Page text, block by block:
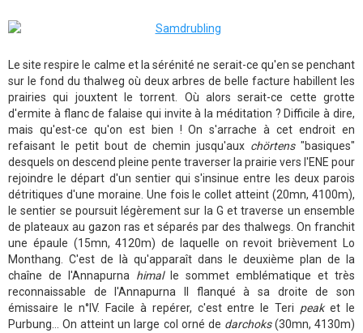
Le site respire le calme et la sérénité ne serait-ce qu'en se penchant
sur le fond du thalweg où deux arbres de belle facture habillent les
prairies qui jouxtent le torrent. Où alors serait-ce cette grotte
d'ermite à flanc de falaise qui invite à la méditation ? Difficile à dire,
mais qu'est-ce qu'on est bien ! On s'arrache à cet endroit en
refaisant le petit bout de chemin jusqu'aux chörtens"basiques"
desquels on descend pleine pente traverser la prairie vers l'ENE pour
rejoindre le départ d'un sentier qui s'insinue entre les deux parois
détritiques d'une moraine. Une fois le collet atteint (20mn, 4100m),
le sentier se poursuit légèrement sur la G et traverse un ensemble
de plateaux au gazon ras et séparés par des thalwegs. On franchit
une épaule (15mn, 4120m) de laquelle on revoit brièvement Lo
Monthang. C'est de là qu'apparaît dans le deuxième plan de la
chaîne de l'Annapurna himalle sommet emblématique et très
reconnaissable de l'Annapurna II flanqué à sa droite de son
émissaire le n°IV. Facile à repérer, c'est entre le Teri peaket le
Purbung... On atteint un large col orné de darchoks(30mn, 4130m)